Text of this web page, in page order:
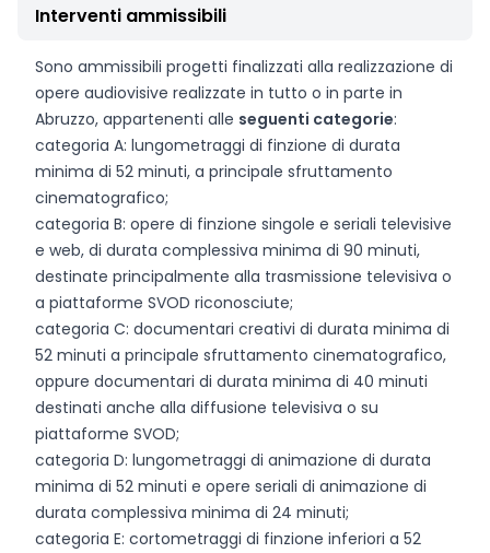
Interventi ammissibili
Sono ammissibili progetti finalizzati alla realizzazione di
opere audiovisive realizzate in tutto o in parte in
Abruzzo, appartenenti alle seguenti categorie:
categoria A: lungometraggi di finzione di durata
minima di 52 minuti, a principale sfruttamento
cinematografico;
categoria B: opere di finzione singole e seriali televisive
e web, di durata complessiva minima di 90 minuti,
destinate principalmente alla trasmissione televisiva o
a piattaforme SVOD riconosciute;
categoria C: documentari creativi di durata minima di
52 minuti a principale sfruttamento cinematografico,
oppure documentari di durata minima di 40 minuti
destinati anche alla diffusione televisiva o su
piattaforme SVOD;
categoria D: lungometraggi di animazione di durata
minima di 52 minuti e opere seriali di animazione di
durata complessiva minima di 24 minuti;
categoria E: cortometraggi di finzione inferiori a 52